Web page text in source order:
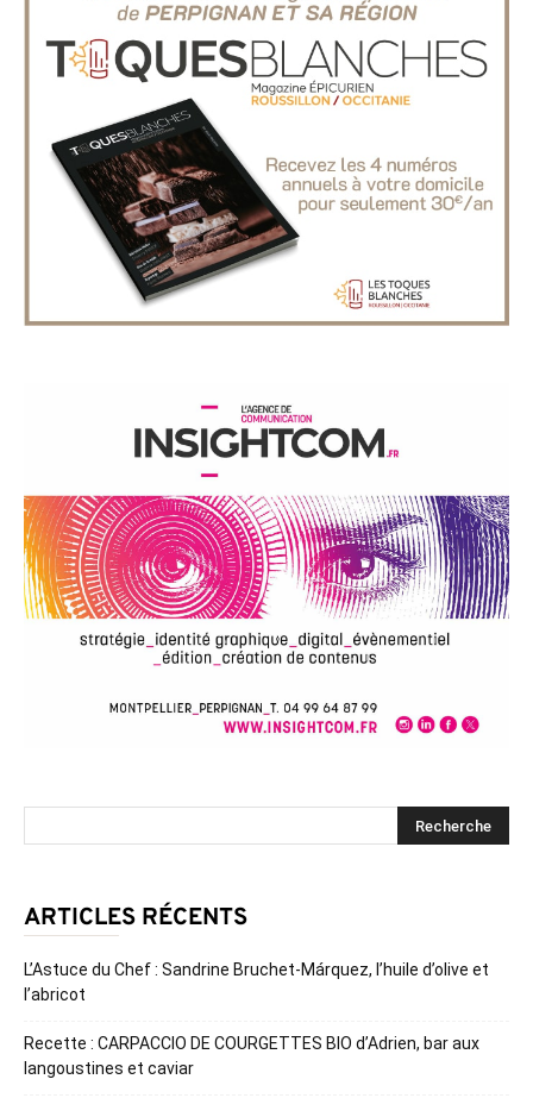
ARTICLES RÉCENTS
L’Astuce du Chef : Sandrine Bruchet-Márquez, l’huile d’olive et
l’abricot
Recette : CARPACCIO DE COURGETTES BIO d’Adrien, bar aux
langoustines et caviar